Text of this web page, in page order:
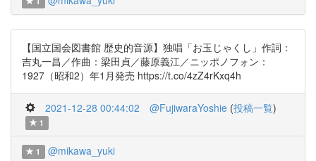
【国立国会図書館 歴史的音源】独唱「お玉じゃくし」作詞：
吉丸一昌／作曲：梁田貞／藤原義江／ニッポノフォン：
1927（昭和2）年1月発売 https://t.co/4zZ4rKxq4h
2021-12-28 00:44:02 @FujiwaraYoshie (投稿一覧)
1
1 @mikawa_yuki